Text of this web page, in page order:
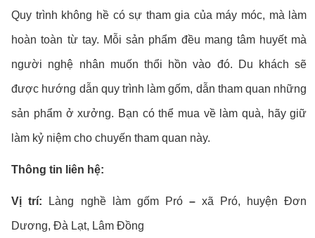
Quy trình không hề có sự tham gia của máy móc, mà làm
hoàn toàn từ tay. Mỗi sản phẩm đều mang tâm huyết mà
người nghệ nhân muốn thổi hồn vào đó. Du khách sẽ
được hướng dẫn quy trình làm gốm, dẫn tham quan những
sản phẩm ở xưởng. Bạn có thể mua về làm quà, hãy giữ
làm kỷ niệm cho chuyến tham quan này.
Thông tin liên hệ:
Vị trí: Làng nghề làm gốm Pró– xã Pró, huyện Đơn
Dương, Đà Lạt, Lâm Đồng